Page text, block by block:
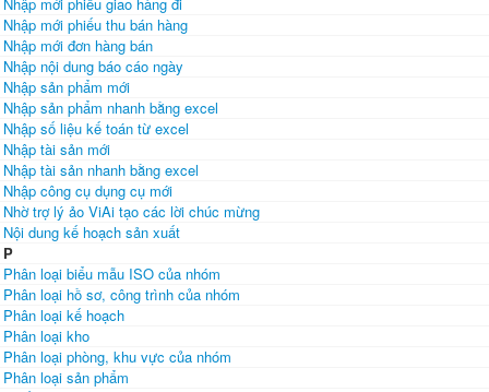
Nhập mới phiếu thu bán hàng
Nhập mới đơn hàng bán
Nhập nội dung báo cáo ngày
Nhập sản phẩm mới
Nhập sản phẩm nhanh bằng excel
Nhập số liệu kế toán từ excel
Nhập tài sản mới
Nhập tài sản nhanh bằng excel
Nhập công cụ dụng cụ mới
Nhờ trợ lý ảo ViAi tạo các lời chúc mừng
Nội dung kế hoạch sản xuất
P
Phân loại biểu mẫu ISO của nhóm
Phân loại hồ sơ, công trình của nhóm
Phân loại kế hoạch
Phân loại kho
Phân loại phòng, khu vực của nhóm
Phân loại sản phẩm